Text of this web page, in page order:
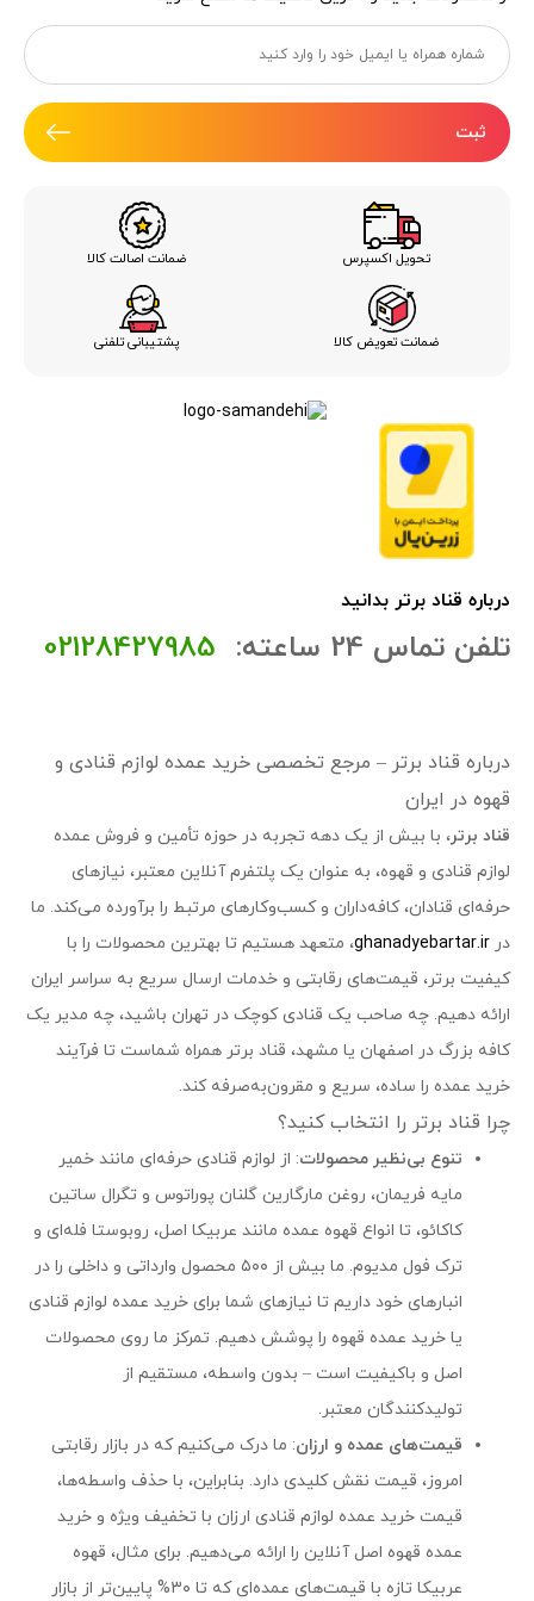
ثبت
تحویل اکسپرس ضمانت اصالت کالا
ضمانت تعویض کالا پشتیبانی تلفنی
درباره قناد برتر بدانید
تلفن تماس 24 ساعته: 02128427985
درباره قناد برتر – مرجع تخصصی خرید عمده لوازم قنادی و
قهوه در ایران
قناد برتر، با بیش از یک دهه تجربه در حوزه تأمین و فروش عمده
لوازم قنادی و قهوه، به عنوان یک پلتفرم آنلاین معتبر، نیازهای
حرفه‌ای قنادان، کافه‌داران و کسب‌وکارهای مرتبط را برآورده می‌کند. ما
در ghanadyebartar.ir، متعهد هستیم تا بهترین محصولات را با
کیفیت برتر، قیمت‌های رقابتی و خدمات ارسال سریع به سراسر ایران
ارائه دهیم. چه صاحب یک قنادی کوچک در تهران باشید، چه مدیر یک
کافه بزرگ در اصفهان یا مشهد، قناد برتر همراه شماست تا فرآیند
خرید عمده را ساده، سریع و مقرون‌به‌صرفه کند.
چرا قناد برتر را انتخاب کنید؟
تنوع بی‌نظیر محصولات: از لوازم قنادی حرفه‌ای مانند خمیر
مایه فریمان، روغن مارگارین گلنان پوراتوس و تگرال ساتین
کاکائو، تا انواع قهوه عمده مانند عربیکا اصل، روبوستا فله‌ای و
ترک فول مدیوم. ما بیش از ۵۰۰ محصول وارداتی و داخلی را در
انبارهای خود داریم تا نیازهای شما برای خرید عمده لوازم قنادی
یا خرید عمده قهوه را پوشش دهیم. تمرکز ما روی محصولات
اصل و باکیفیت است – بدون واسطه، مستقیم از
تولیدکنندگان معتبر.
قیمت‌های عمده و ارزان: ما درک می‌کنیم که در بازار رقابتی
امروز، قیمت نقش کلیدی دارد. بنابراین، با حذف واسطه‌ها،
قیمت خرید عمده لوازم قنادی ارزان با تخفیف ویژه و خرید
عمده قهوه اصل آنلاین را ارائه می‌دهیم. برای مثال، قهوه
عربیکا تازه با قیمت‌های عمده‌ای که تا ۳۰% پایین‌تر از بازار